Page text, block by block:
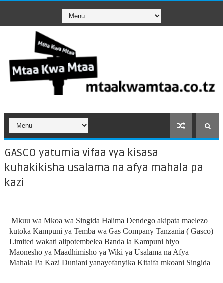
GASCO yatumia vifaa vya kisasa
kuhakikisha usalama na afya mahala pa
kazi
Mkuu wa Mkoa wa Singida Halima Dendego akipata maelezo
kutoka Kampuni ya Temba wa Gas Company Tanzania ( Gasco)
Limited wakati alipotembelea Banda la Kampuni hiyo
Maonesho ya Maadhimisho ya Wiki ya Usalama na Afya
Mahala Pa Kazi Duniani yanayofanyika Kitaifa mkoani Singida